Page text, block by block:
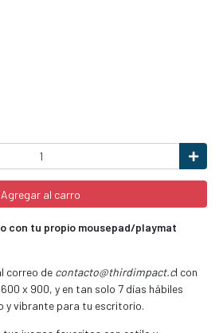
Agregar al carro
con tu propio mousepad/playmat
correo de contacto@thirdimpact.cl con
x 900, y en tan solo 7 días hábiles
y vibrante para tu escritorio.